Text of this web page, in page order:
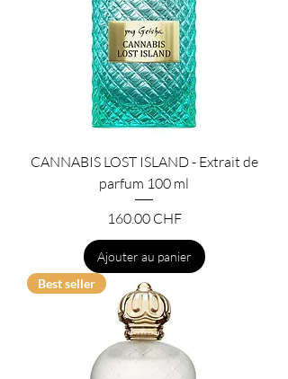
CANNABIS LOST ISLAND - Extrait de
parfum 100 ml
Prix
160.00 CHF
Ajouter au panier
Best seller